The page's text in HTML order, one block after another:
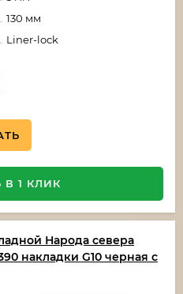
130 мм
Liner-lock
В 1 КЛИК
Народа севера
накладки G10 черная с